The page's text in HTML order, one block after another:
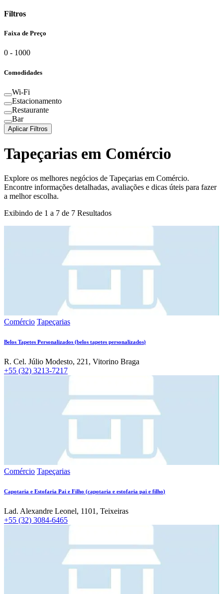
Filtros
Faixa de Preço
0 - 1000
Comodidades
Wi-Fi
Estacionamento
Restaurante
Bar
Aplicar Filtros
Tapeçarias em Comércio
Explore os melhores negócios de Tapeçarias em Comércio.
Encontre informações detalhadas, avaliações e dicas úteis para fazer
a melhor escolha.
Exibindo de 1 a 7 de 7 Resultados
Comércio Tapeçarias
Belos Tapetes Personalizados (belos tapetes personalizados)
R. Cel. Júlio Modesto, 221, Vitorino Braga
+55 (32) 3213-7217
Comércio Tapeçarias
Capotaria e Estofaria Pai e Filho (capotaria e estofaria pai e filho)
Lad. Alexandre Leonel, 1101, Teixeiras
+55 (32) 3084-6465